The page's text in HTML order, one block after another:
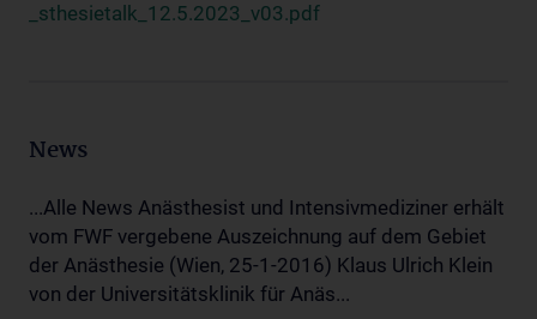
_sthesietalk_12.5.2023_v03.pdf
News
...Alle News Anästhesist und Intensivmediziner erhält
vom FWF vergebene Auszeichnung auf dem Gebiet
der Anästhesie (Wien, 25-1-2016) Klaus Ulrich Klein
von der Universitätsklinik für Anäs...